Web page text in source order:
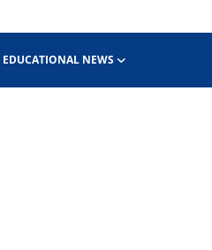
EDUCATIONAL NEWS